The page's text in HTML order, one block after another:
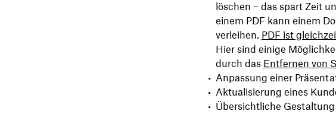
löschen – das spart Zeit
einem PDF kann einem
verleihen. PDF ist
Hier sind einige
durch das Entfernen von
Anpassung einer
Aktualisierung eines
Übersichtliche